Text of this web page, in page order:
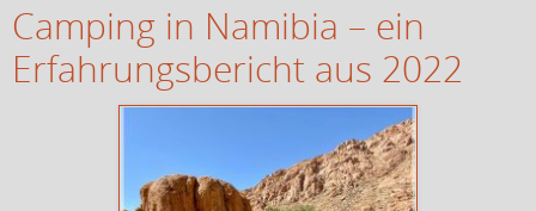
Camping in Namibia – ein
Erfahrungsbericht aus 2022